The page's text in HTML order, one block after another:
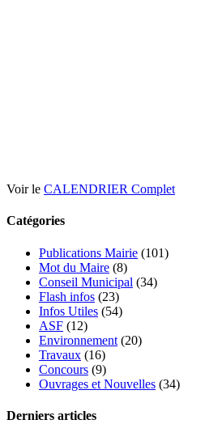
Voir le CALENDRIER Complet
Catégories
Publications Mairie (101)
Mot du Maire (8)
Conseil Municipal (34)
Flash infos (23)
Infos Utiles (54)
ASF (12)
Environnement (20)
Travaux (16)
Concours (9)
Ouvrages et Nouvelles (34)
Derniers articles